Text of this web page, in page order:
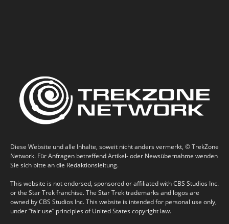
Diese Website und alle Inhalte, soweit nicht anders vermerkt, © TrekZone
Network. Für Anfragen betreffend Artikel- oder Newsübernahme wenden
Sie sich bitte an die Redaktionsleitung.
This website is not endorsed, sponsored or affiliated with CBS Studios Inc.
or the Star Trek franchise. The Star Trek trademarks and logos are
owned by CBS Studios Inc. This website is intended for personal use only,
under “fair use” principles of United States copyright law.